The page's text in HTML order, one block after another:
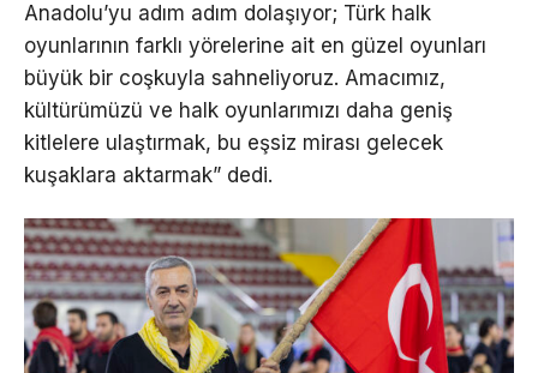
Anadolu’yu adım adım dolaşıyor; Türk halk
oyunlarının farklı yörelerine ait en güzel oyunları
büyük bir coşkuyla sahneliyoruz. Amacımız,
kültürümüzü ve halk oyunlarımızı daha geniş
kitlelere ulaştırmak, bu eşsiz mirası gelecek
kuşaklara aktarmak” dedi.